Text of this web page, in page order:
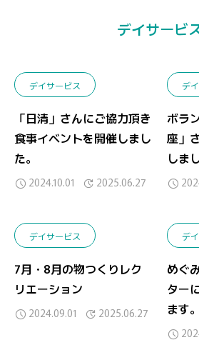
デイサービ
デイサービス
「日清」さんにご協力頂き
食事イベントを開催しまし
た。
2024.10.01 2025.06.27
デ
ボラ
座」
しま
デイサービス
7月・8月の物つくりレク
リエーション
2024.09.01 2025.06.27
デ
めぐ
ター
ます。